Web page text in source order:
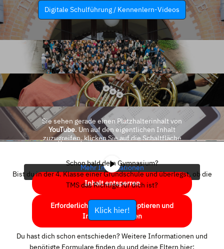
Digitale Schulführung / Kennenlern-Videos
Sie sehen gerade einen Platzhalterinhalt von
YouTube. Um auf den eigentlichen Inhalt
zuzugreifen, klicken Sie auf die Schaltfläche
Mehr Informationen
Inhalt entsperren
Erforderlichen Service akzeptieren und
Inhalte entsperren
Schon bald dein Gymnasium?
Bist du in der 4. Klasse einer Grundschule und überlegst, ob die
TMS das Richtige für dich ist?
Klick hier!
Du hast dich schon entschieden? Weitere Informationen und
benötigte Formulare finden du und deine Eltern hier: